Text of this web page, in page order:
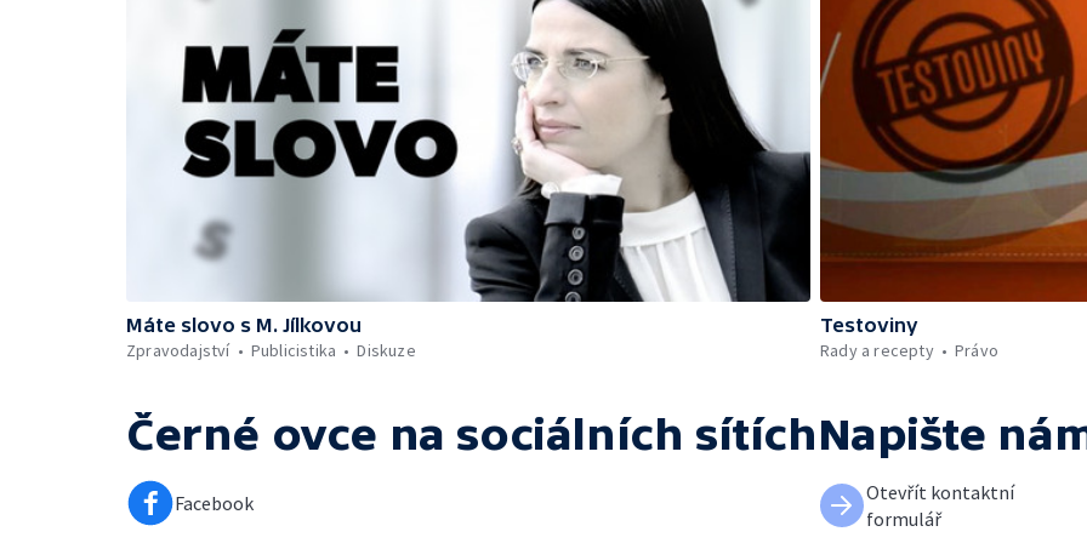
Máte slovo s M. Jílkovou
Zpravodajství
Publicistika Diskuze
Testoviny
Rady a recepty
Právo
Černé ovce na sociálních sítích
Facebook
Napište
Otevřít kontaktní
formulář